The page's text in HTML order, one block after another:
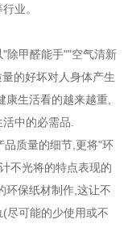
业。
甲醛能手""空气清新
的好坏对人身体产生
康生活看的越来越重,
中的必需品.
质量的细节,更将"环
不光将的特点表现的
环保纸材制作,这让不
尽可能的少使用或不